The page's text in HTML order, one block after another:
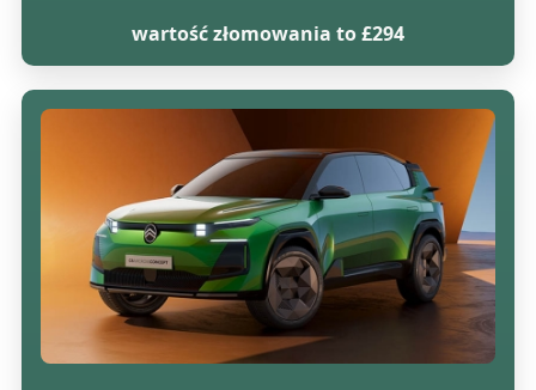
wartość złomowania to £294